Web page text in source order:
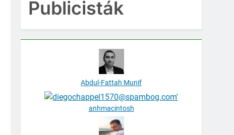
Publicisták
Abdul-Fattah Munif
anhmacintosh